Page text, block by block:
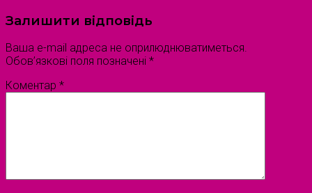
Залишити відповідь
Ваша e-mail адреса не оприлюднюватиметься.
Обов’язкові поля позначені *
Коментар *